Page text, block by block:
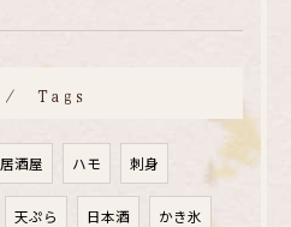
Tags
居酒屋 ハモ 刺身
天ぷら 日本酒 かき氷